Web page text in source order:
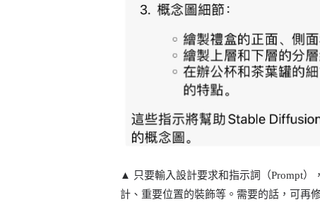
▲ 只要輸入設計要求和指示詞（Prompt）
計、重要位置的裝飾等。 需要的話，可再